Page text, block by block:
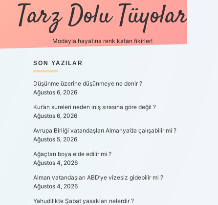
Tarz Dolu Tüyolar
Modayla hayatına renk katan fikirler!
SIDEBAR
SON YAZILAR
Düşünme üzerine düşünmeye ne denir ?
Ağustos 6, 2026
Kur’an sureleri neden iniş sırasına göre değil ?
Ağustos 6, 2026
Avrupa Birliği vatandaşları Almanya’da çalışabilir mi ?
Ağustos 5, 2026
Ağaçtan boya elde edilir mi ?
Ağustos 4, 2026
Alman vatandaşları ABD’ye vizesiz gidebilir mi ?
Ağustos 4, 2026
Yahudilikte Şabat yasakları nelerdir ?